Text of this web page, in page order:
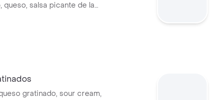
queso, salsa picante de la
pico de gallo y
gratinado, sour cream,